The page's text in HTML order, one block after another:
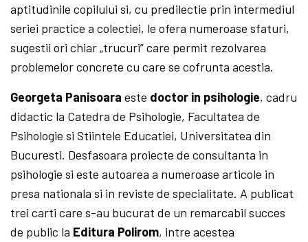
aptitudinile copilului si, cu predilectie prin intermediul
seriei practice a colectiei, le ofera numeroase sfaturi,
sugestii ori chiar „trucuri” care permit rezolvarea
problemelor concrete cu care se cofrunta acestia.
Georgeta Panisoara este doctor in psihologie, cadru
didactic la Catedra de Psihologie, Facultatea de
Psihologie si Stiintele Educatiei, Universitatea din
Bucuresti. Desfasoara proiecte de consultanta in
psihologie si este autoarea a numeroase articole in
presa nationala si in reviste de specialitate. A publicat
trei carti care s-au bucurat de un remarcabil succes
de public la Editura Polirom, intre acestea